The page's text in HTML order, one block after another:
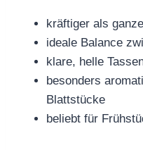
kräftiger als
ideale Balance
klare, helle
besonders
Blattstücke
beliebt für